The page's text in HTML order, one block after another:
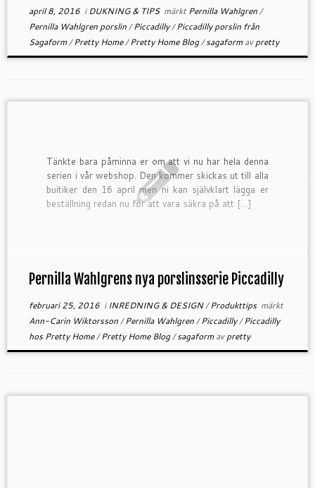
april 8, 2016iDUKNING & TIPS märktPernilla Wahlgren/
Pernilla Wahlgren porslin/Piccadilly/Piccadilly porslin från
Sagaform/Pretty Home/Pretty Home Blog/sagaform avpretty
Tänkte bara påminna er om att vi nu har hela denna
serien i vår webshop. Den kommer skickas ut till alla
buitiker den 16 april men ni kan självklart lägga er
beställning redan nu för att vara säkra på att […]
Pernilla Wahlgrens nya porslinsserie Piccadilly
februari 25, 2016i INREDNING & DESIGN/Produkttips märkt
Ann-Carin Wiktorsson/Pernilla Wahlgren/Piccadilly/Piccadilly
hos Pretty Home/Pretty Home Blog/sagaform avpretty